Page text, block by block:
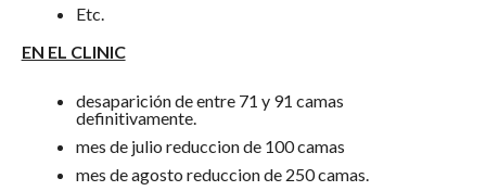
Etc.
EN EL CLINIC
desaparición de entre 71 y 91 camas
definitivamente.
mes de julio reduccion de 100 camas
mes de agosto reduccion de 250 camas.